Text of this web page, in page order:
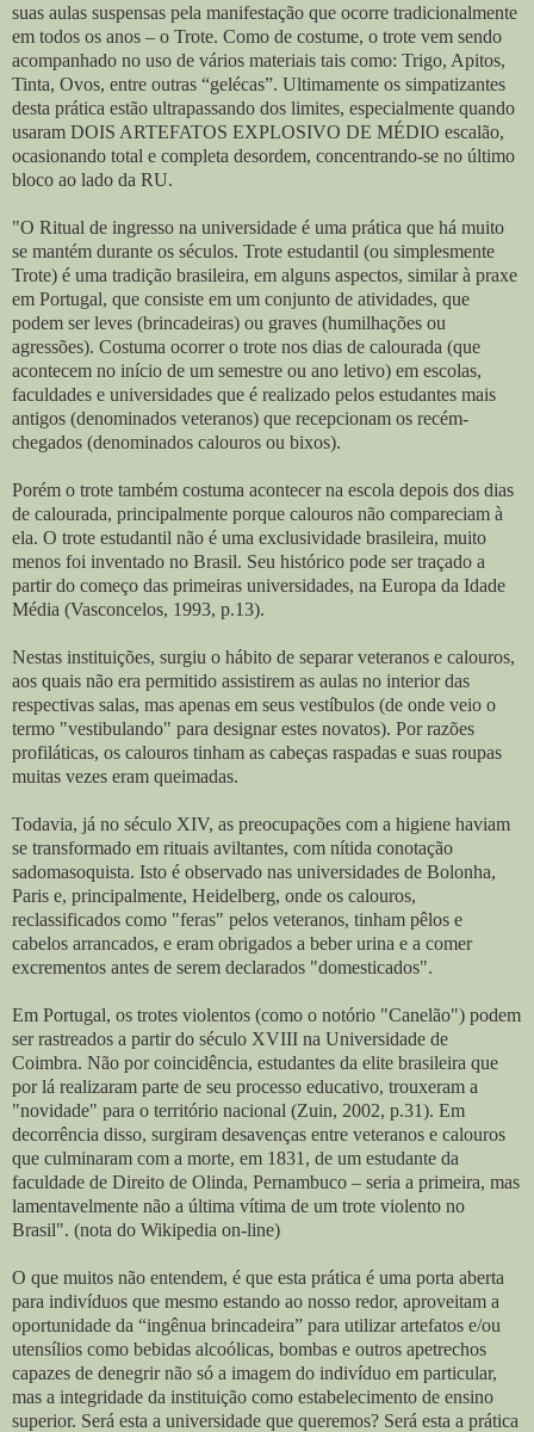
suas aulas suspensas pela manifestação que ocorre tradicionalmente
em todos os anos – o Trote. Como de costume, o trote vem sendo
acompanhado no uso de vários materiais tais como: Trigo, Apitos,
Tinta, Ovos, entre outras “gelécas”. Ultimamente os simpatizantes
desta prática estão ultrapassando dos limites, especialmente quando
usaram DOIS ARTEFATOS EXPLOSIVO DE MÉDIO escalão,
ocasionando total e completa desordem, concentrando-se no último
bloco ao lado da RU.
"O Ritual de ingresso na universidade é uma prática que há muito
se mantém durante os séculos. Trote estudantil (ou simplesmente
Trote) é uma tradição brasileira, em alguns aspectos, similar à praxe
em Portugal, que consiste em um conjunto de atividades, que
podem ser leves (brincadeiras) ou graves (humilhações ou
agressões). Costuma ocorrer o trote nos dias de calourada (que
acontecem no início de um semestre ou ano letivo) em escolas,
faculdades e universidades que é realizado pelos estudantes mais
antigos (denominados veteranos) que recepcionam os recém-
chegados (denominados calouros ou bixos).
Porém o trote também costuma acontecer na escola depois dos dias
de calourada, principalmente porque calouros não compareciam à
ela. O trote estudantil não é uma exclusividade brasileira, muito
menos foi inventado no Brasil. Seu histórico pode ser traçado a
partir do começo das primeiras universidades, na Europa da Idade
Média (Vasconcelos, 1993, p.13).
Nestas instituições, surgiu o hábito de separar veteranos e calouros,
aos quais não era permitido assistirem as aulas no interior das
respectivas salas, mas apenas em seus vestíbulos (de onde veio o
termo "vestibulando" para designar estes novatos). Por razões
profiláticas, os calouros tinham as cabeças raspadas e suas roupas
muitas vezes eram queimadas.
Todavia, já no século XIV, as preocupações com a higiene haviam
se transformado em rituais aviltantes, com nítida conotação
sadomasoquista. Isto é observado nas universidades de Bolonha,
Paris e, principalmente, Heidelberg, onde os calouros,
reclassificados como "feras" pelos veteranos, tinham pêlos e
cabelos arrancados, e eram obrigados a beber urina e a comer
excrementos antes de serem declarados "domesticados".
Em Portugal, os trotes violentos (como o notório "Canelão") podem
ser rastreados a partir do século XVIII na Universidade de
Coimbra. Não por coincidência, estudantes da elite brasileira que
por lá realizaram parte de seu processo educativo, trouxeram a
"novidade" para o território nacional (Zuin, 2002, p.31). Em
decorrência disso, surgiram desavenças entre veteranos e calouros
que culminaram com a morte, em 1831, de um estudante da
faculdade de Direito de Olinda, Pernambuco – seria a primeira, mas
lamentavelmente não a última vítima de um trote violento no
Brasil". (nota do Wikipedia on-line)
O que muitos não entendem, é que esta prática é uma porta aberta
para indivíduos que mesmo estando ao nosso redor, aproveitam a
oportunidade da “ingênua brincadeira” para utilizar artefatos e/ou
utensílios como bebidas alcoólicas, bombas e outros apetrechos
capazes de denegrir não só a imagem do indivíduo em particular,
mas a integridade da instituição como estabelecimento de ensino
superior. Será esta a universidade que queremos? Será esta a prática